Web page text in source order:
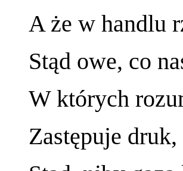
A że w handlu
Stąd owe, co
W których
Zastępuje